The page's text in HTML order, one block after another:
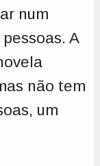
num
A
não tem
um